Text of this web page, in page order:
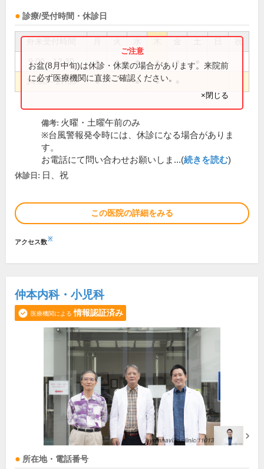
診療/受付時間・休診日
祝
9:00～12:30 ● ● ● ● ●
14:00～17:30 ● ● ●
お盆(8月中旬)は休診・休業の場合があります。来院前
に必ず医療機関に直接ご確認ください。
×閉じる
備考: 火曜・土曜午前のみ
※台風警報発令時には、休診になる場合がありま
す。
お電話にて問い合わせお願いしま...(続きを読む)
休診日: 日、祝
この医院の詳細をみる
アクセス数※
仲本内科・小児科
医療機関による 情報認証済み
所在地・電話番号